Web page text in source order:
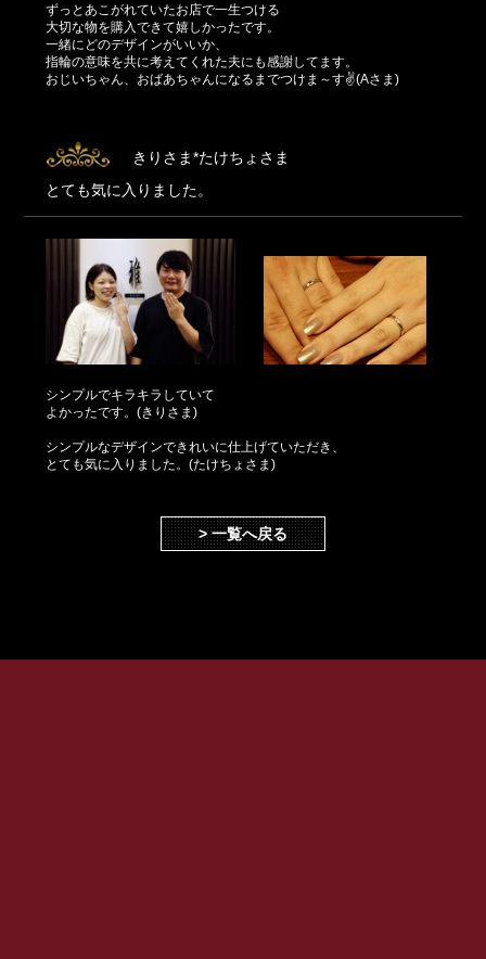
ずっとあこがれていたお店で一生つける
大切な物を購入できて嬉しかったです。
一緒にどのデザインがいいか、
指輪の意味を共に考えてくれた夫にも感謝してます。
おじいちゃん、おばあちゃんになるまでつけま～す✌(Aさま)
きりさま*たけちょさま
とても気に入りました。
シンプルでキラキラしていて
よかったです。(きりさま)
シンプルなデザインできれいに仕上げていただき、
とても気に入りました。(たけちょさま)
> 一覧へ戻る